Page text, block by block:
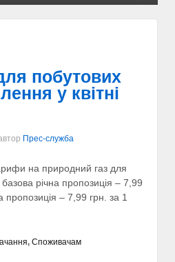
побутових
у квітні
Прес-служба
на природний газ для
річна пропозиція – 7,99
пропозиція – 7,99 грн. за 1
, Споживачам